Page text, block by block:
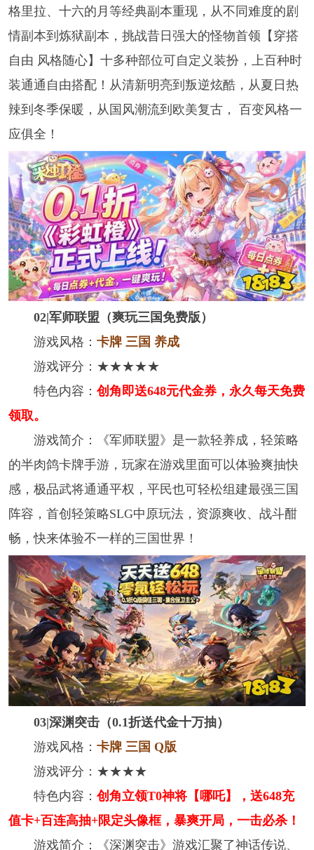
格里拉、十六的月等经典副本重现，从不同难度的剧
情副本到炼狱副本，挑战昔日强大的怪物首领【穿搭
自由 风格随心】十多种部位可自定义装扮，上百种时
装通通自由搭配！从清新明亮到叛逆炫酷，从夏日热
辣到冬季保暖，从国风潮流到欧美复古， 百变风格一
应俱全！
02|军师联盟（爽玩三国免费版）
游戏风格： 卡牌 三国 养成
游戏评分：★★★★★
特色内容： 创角即送648元代金券，永久每天免费
领取。
游戏简介：《军师联盟》是一款轻养成，轻策略
的半肉鸽卡牌手游，玩家在游戏里面可以体验爽抽快
感，极品武将通通平权，平民也可轻松组建最强三国
阵容，首创轻策略SLG中原玩法，资源爽收、战斗酣
畅，快来体验不一样的三国世界！
03|深渊突击（0.1折送代金十万抽）
游戏风格： 卡牌 三国 Q版
游戏评分：★★★★
特色内容： 创角立领T0神将【哪吒】，送648充
值卡+百连高抽+限定头像框，暴爽开局，一击必杀！
游戏简介：《深渊突击》游戏汇聚了神话传说、